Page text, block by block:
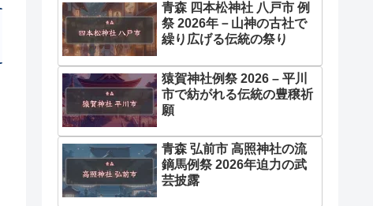
青森 四本松神社 八戸市 例
祭 2026年－山神の古社で
繰り広げる伝統の祭り
猿賀神社例祭 2026 – 平川
市で紡がれる伝統の豊穣祈
願
青森 弘前市 高照神社の流
鏑馬例祭 2026年迫力の武
芸披露